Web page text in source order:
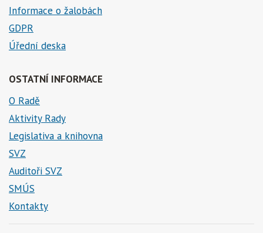
Informace o žalobách
GDPR
Úřední deska
OSTATNÍ INFORMACE
O Radě
Aktivity Rady
Legislativa a knihovna
SVZ
Auditoři SVZ
SMÚS
Kontakty